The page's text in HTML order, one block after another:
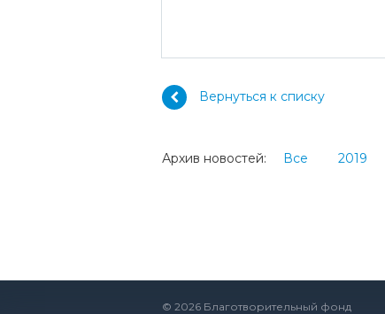
Вернуться к списку
Архив новостей: Все 2019
© 2026 Благотворительный фонд